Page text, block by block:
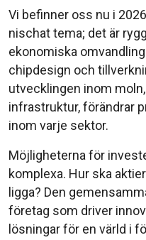
Vi befinner oss nu i
nischat tema; det är
ekonomiska
chipdesign och
utvecklingen inom
infrastruktur, förändrar
inom varje sektor.
Möjligheterna för
komplexa. Hur ska
ligga? Den
företag som driver
lösningar för en värld i